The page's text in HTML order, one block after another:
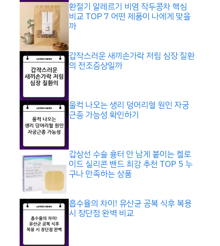
환절기 알레르기 비염 작두콩차 핵심
비교 TOP 7 어떤 제품이 나에게 맞을
까
갑작스러운 새끼손가락 저림 심장 질환
의 전조증상일까
울컥 나오는 생리 덩어리혈 원인 자궁
근종 가능성 확인하기
갑상선 수술 흉터 안 남게 붙이는 켈로
이드 실리콘 밴드 최강 추천 TOP 5 누
구나 만족하는 상품
흡수율의 차이! 유산균 공복 식후 복용
시 장단점 완벽 비교